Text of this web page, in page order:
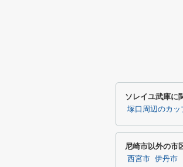
ソレイユ武庫に
塚口周辺のカ
尼崎市以外の市
西宮市 伊丹市